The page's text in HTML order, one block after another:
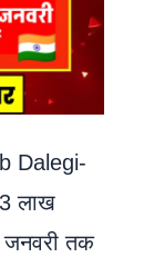
Dalegi-
लाख
जनवरी तक